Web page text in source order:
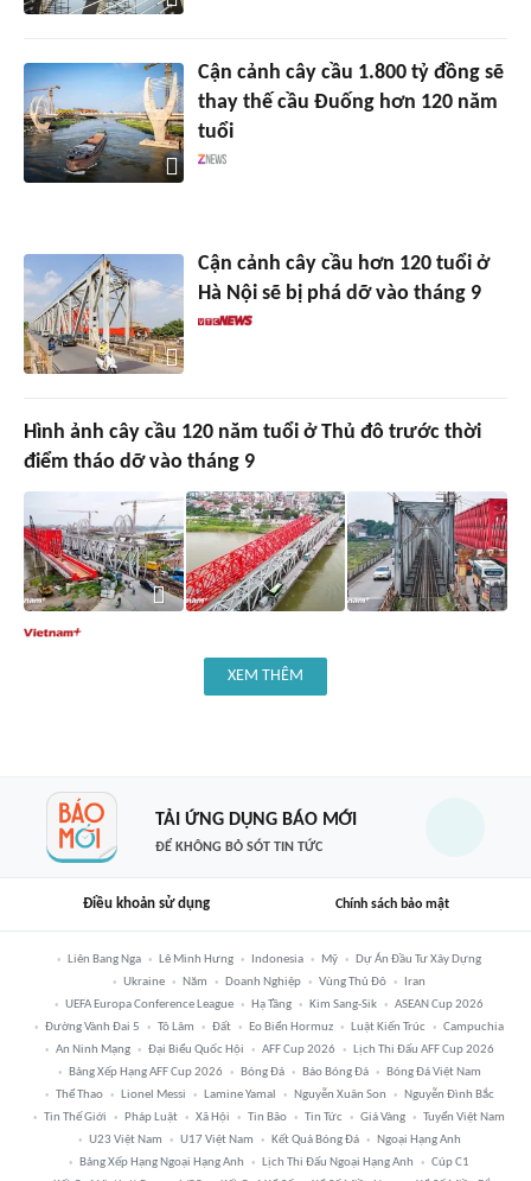
Cận cảnh cây cầu 1.800 tỷ đồng sẽ
thay thế cầu Đuống hơn 120 năm
tuổi
Cận cảnh cây cầu hơn 120 tuổi ở
Hà Nội sẽ bị phá dỡ vào tháng 9
Hình ảnh cây cầu 120 năm tuổi ở Thủ đô trước thời
điểm tháo dỡ vào tháng 9
XEM THÊM
TẢI ỨNG DỤNG BÁO MỚI
ĐỂ KHÔNG BỎ SÓT TIN TỨC
Điều khoản sử dụng Chính sách bảo mật
Liên Bang Nga Lê Minh Hưng Indonesia Mỹ
Dự Án Đầu Tư Xây Dựng
Ukraine
Năm Doanh Nghiệp Vùng Thủ Đô
Iran
UEFA Europa Conference League
Hạ Tầng Kim Sang-Sik
ASEAN Cup 2026
Đường Vành Đai 5
Tô Lâm Đất Eo Biển Hormuz Luật Kiến Trúc
Campuchia
An Ninh Mạng
Đại Biểu Quốc Hội AFF Cup 2026
Lịch Thi Đấu AFF Cup 2026
Bảng Xếp Hạng AFF Cup 2026
Bóng Đá Báo Bóng Đá
Bóng Đá Việt Nam
Thể Thao
Lionel Messi Lamine Yamal Nguyễn Xuân Son
Nguyễn Đình Bắc
Tin Thế Giới
Pháp Luật Xã Hội Tin Bão Tin Tức Giá Vàng
Tuyển Việt Nam
U23 Việt Nam
U17 Việt Nam Kết Quả Bóng Đá
Ngoại Hạng Anh
Bảng Xếp Hạng Ngoại Hạng Anh
Lịch Thi Đấu Ngoại Hạng Anh
Cúp C1